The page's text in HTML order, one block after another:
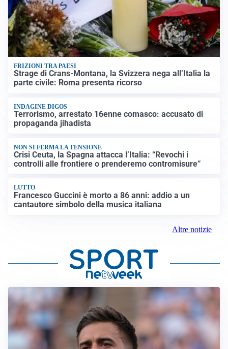
FRIZIONI TRA PAESI
Strage di Crans-Montana, la Svizzera nega all’Italia la
parte civile: Roma presenta ricorso
INDAGINE DIGOS
Terrorismo, arrestato 16enne comasco: accusato di
propaganda jihadista
NON SI FERMA LA TENSIONE
Crisi Ceuta, la Spagna attacca l’Italia: “Revochi i
controlli alle frontiere o prenderemo contromisure”
LUTTO
Francesco Guccini è morto a 86 anni: addio a un
cantautore simbolo della musica italiana
Altre notizie